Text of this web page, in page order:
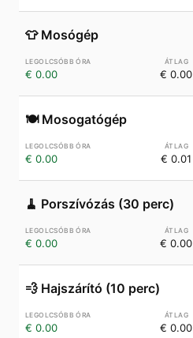
👕 Mosógép
€ 0.00 € 0.00
🍽️ Mosogatógép
€ 0.00 € 0.01
🧹 Porszívózás (30 perc)
€ 0.00 € 0.00
💨 Hajszárító (10 perc)
€ 0.00 € 0.00